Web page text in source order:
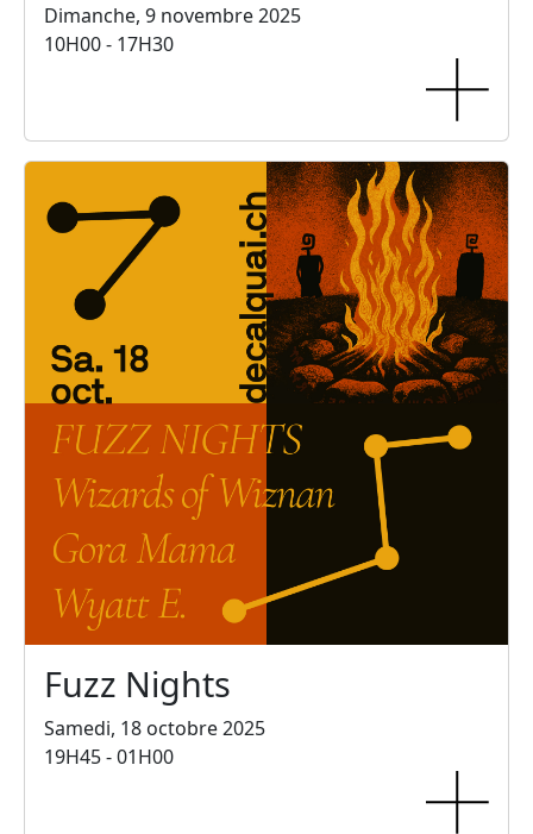
Dimanche, 9 novembre 2025
10H00 - 17H30
Fuzz Nights
Samedi, 18 octobre 2025
19H45 - 01H00